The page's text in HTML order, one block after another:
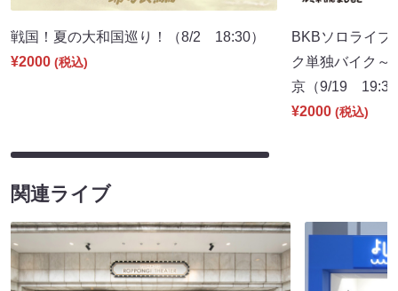
戦国！夏の大和国巡り！（8/2 18:30）
¥2000 (税込)
BKBソロライ
ク単独バイク～
京（9/19
¥2000 (税込)
関連ライブ